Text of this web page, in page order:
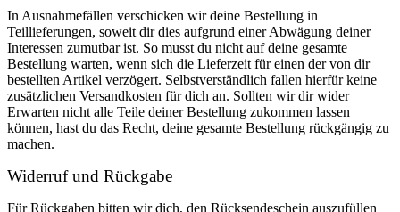
In Ausnahmefällen verschicken wir deine Bestellung in
Teillieferungen, soweit dir dies aufgrund einer Abwägung deiner
Interessen zumutbar ist. So musst du nicht auf deine gesamte
Bestellung warten, wenn sich die Lieferzeit für einen der von dir
bestellten Artikel verzögert. Selbstverständlich fallen hierfür keine
zusätzlichen Versandkosten für dich an. Sollten wir dir wider
Erwarten nicht alle Teile deiner Bestellung zukommen lassen
können, hast du das Recht, deine gesamte Bestellung rückgängig zu
machen.
Widerruf und Rückgabe
Für Rückgaben bitten wir dich, den Rücksendeschein auszufüllen